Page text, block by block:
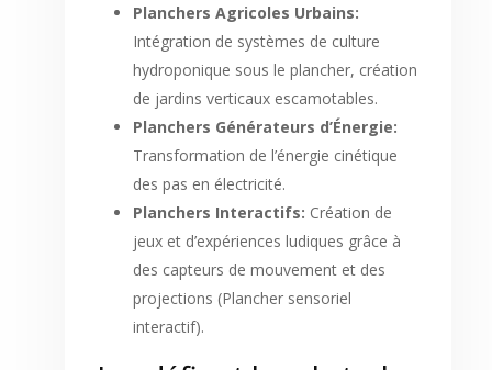
Planchers Agricoles Urbains:
Intégration de systèmes de culture
hydroponique sous le plancher, création
de jardins verticaux escamotables.
Planchers Générateurs d’Énergie:
Transformation de l’énergie cinétique
des pas en électricité.
Planchers Interactifs: Création de
jeux et d’expériences ludiques grâce à
des capteurs de mouvement et des
projections (Plancher sensoriel
interactif).